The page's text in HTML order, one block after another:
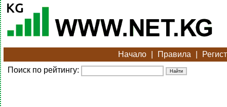
Начало Правила
Поиск по рейтингу: